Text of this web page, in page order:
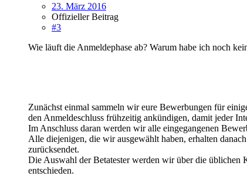
23. März 2016
Offizieller Beitrag
#3
Wie läuft die Anmeldephase ab? Warum habe ich noch
Zunächst einmal sammeln wir eure Bewerbungen für
den Anmeldeschluss frühzeitig ankündigen, damit jeder
Im Anschluss daran werden wir alle eingegangenen
Alle diejenigen, die wir ausgewählt haben, erhalten
zurücksendet.
Die Auswahl der Betatester werden wir über die üblichen
entschieden.